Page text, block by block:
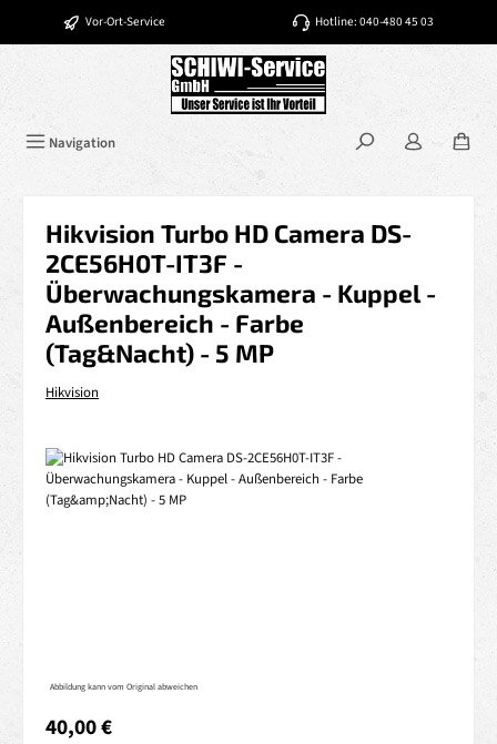
Zum Hauptinhalt springen
Vor-Ort-Service Hotline: 040-480 45 03
Navigation
Hikvision Turbo HD Camera DS-
2CE56H0T-IT3F -
Überwachungskamera - Kuppel -
Außenbereich - Farbe
(Tag&Nacht) - 5 MP
Hikvision
Bildergalerie überspringen
Abbildung kann vom Original abweichen
Regulärer Preis:
40,00 €